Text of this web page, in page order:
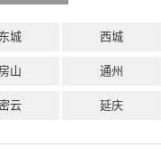
东城 西城
房山 通州
云 延庆